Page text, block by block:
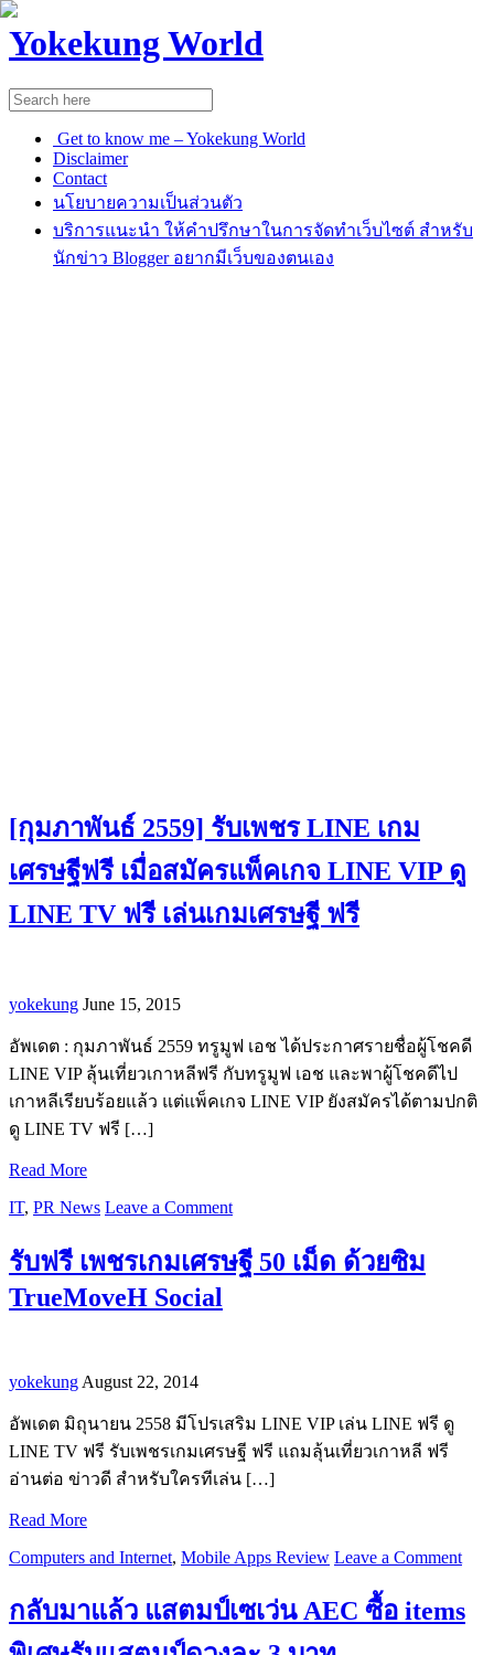
Yokekung World
Get to know me – Yokekung World
Disclaimer
Contact
นโยบายความเป็นส่วนตัว
บริการแนะนำ ให้คำปรึกษาในการจัดทำเว็บไซต์ สำหรับ
นักข่าว Blogger อยากมีเว็บของตนเอง
[กุมภาพันธ์ 2559] รับเพชร LINE เกม
เศรษฐีฟรี เมื่อสมัครแพ็คเกจ LINE VIP ดู
LINE TV ฟรี เล่นเกมเศรษฐี ฟรี
yokekung June 15, 2015
อัพเดต : กุมภาพันธ์ 2559 ทรูมูฟ เอช ได้ประกาศรายชื่อผู้โชคดี
LINE VIP ลุ้นเที่ยวเกาหลีฟรี กับทรูมูฟ เอช และพาผู้โชคดีไป
เกาหลีเรียบร้อยแล้ว แต่แพ็คเกจ LINE VIP ยังสมัครได้ตามปกติ
ดู LINE TV ฟรี […]
Read More
IT, PR News Leave a Comment
รับฟรี เพชรเกมเศรษฐี 50 เม็ด ด้วยซิม
TrueMoveH Social
yokekung August 22, 2014
อัพเดต มิถุนายน 2558 มีโปรเสริม LINE VIP เล่น LINE ฟรี ดู
LINE TV ฟรี รับเพชรเกมเศรษฐี ฟรี แถมลุ้นเที่ยวเกาหลี ฟรี
อ่านต่อ ข่าวดี สำหรับใครทีเล่น […]
Read More
Computers and Internet, Mobile Apps Review Leave a Comment
กลับมาแล้ว แสตมป์เซเว่น AEC ซื้อ items